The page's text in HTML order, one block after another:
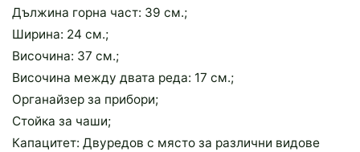
Дължина горна част: 39 см.;
Ширина: 24 см.;
Височина: 37 см.;
Височина между двата реда: 17 см.;
Органайзер за прибори;
Стойка за чаши;
Капацитет: Двуредов с място за различни видове